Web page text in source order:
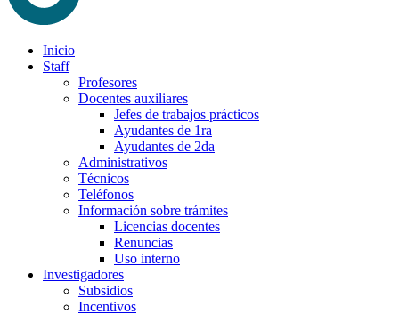
Inicio
Staff
Profesores
Docentes auxiliares
Jefes de trabajos prácticos
Ayudantes de 1ra
Ayudantes de 2da
Administrativos
Técnicos
Teléfonos
Información sobre trámites
Licencias docentes
Renuncias
Uso interno
Investigadores
Subsidios
Incentivos